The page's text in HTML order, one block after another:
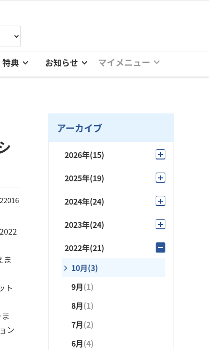
典 お知らせ マイメニュー
ま
ト
ン
アーカイブ
2026年(15)
7月(2)
4月 (2)
3月(1)
2月(1)
1月(1)
2025年(19)
11月(3)
6月 (3)
5月(3)
4月(2)
3月(4)
2024年(24)
12月(1)
2023年(24)
11月(2)
10月(3)
9月(1)
8月(1)
7月(2)
6月(5)
2022年(21)
10月(3)
9月(1)
8月(1)
7月(2)
6月(4)